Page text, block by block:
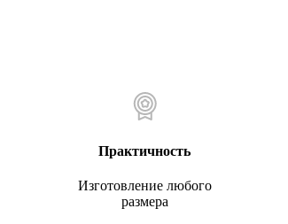
Практичность
Изготовление любого
размера